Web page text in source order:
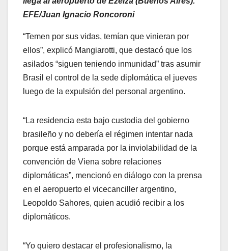
EFE/Juan Ignacio Roncoroni
“Temen por sus vidas, temían que vinieran por
ellos”, explicó Mangiarotti, que destacó que los
asilados “siguen teniendo inmunidad” tras asumir
Brasil el control de la sede diplomática el jueves
luego de la expulsión del personal argentino.
“La residencia esta bajo custodia del gobierno
brasileño y no debería el régimen intentar nada
porque está amparada por la inviolabilidad de la
convención de Viena sobre relaciones
diplomáticas”, mencionó en diálogo con la prensa
en el aeropuerto el vicecanciller argentino,
Leopoldo Sahores, quien acudió recibir a los
diplomáticos.
“Yo quiero destacar el profesionalismo, la